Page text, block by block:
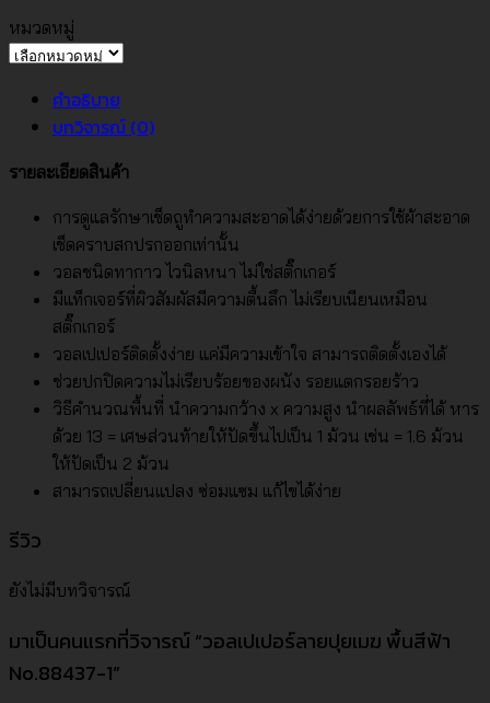
ฟ้า
No.88437-
ชิ้น
หมวดหมู่
หมวด
คำอธิบาย
บทวิจารณ์ (0)
รายละเอียดสินค้า
การดูแลรักษาเช็ดถูทำความสะอาดได้ง่ายด้วยการใช้ผ้าสะอาด
เช็ดคราบสกปรกออกเท่านั้น
วอลชนิดทากาว ไวนิลหนา ไม่ใช่สติ๊กเกอร์
มีแท็กเจอร์ที่ผิวสัมผัสมีความตื้นลึก ไม่เรียบเนียนเหมือน
สติ๊กเกอร์
วอลเปเปอร์ติดตั้งง่าย แค่มีความเข้าใจ สามารถติดตั้งเองได้
ช่วยปกปิดความไม่เรียบร้อยของผนัง รอยแตกรอยร้าว
วิธีคำนวณพื้นที่ นำความกว้าง x ความสูง นำผลลัพธ์ที่ได้ หาร
ด้วย 13 = เศษส่วนท้ายให้ปัดขึ้นไปเป็น 1 ม้วน เช่น = 1.6 ม้วน
ให้ปัดเป็น 2 ม้วน
สามารถเปลี่ยนแปลง ซ่อมแซม แก้ไขได้ง่าย
รีวิว
ยังไม่มีบทวิจารณ์
มาเป็นคนแรกที่วิจารณ์ “วอลเปเปอร์ลายปุยเมฆ พื้นสีฟ้า
No.88437-1”